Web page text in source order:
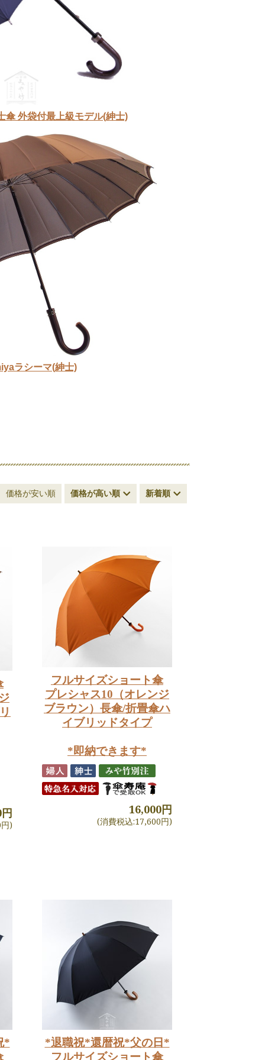
外袋付最上級モデル(紳士)
ラシーマ(紳士)
価格が安い順 価格が高い順 新着順
)
フルサイズショート傘
プレシャス10（オレンジ
ブラウン）長傘/折畳傘ハ
イブリッドタイプ
*即納できます*
16,000円
(消費税込:17,600円)
*
*退職祝*還暦祝*父の日*
フルサイズショート傘